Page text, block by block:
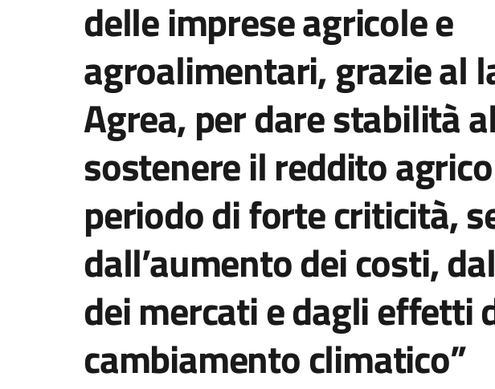
delle imprese agricole e
agroalimentari, grazie al
Agrea, per dare stabilità
sostenere il reddito
periodo di forte criticità,
dall’aumento dei costi,
dei mercati e dagli effetti
cambiamento climatico”